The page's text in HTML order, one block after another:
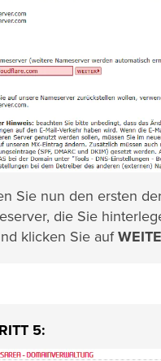
Sie nun den ersten
die Sie
klicken Sie auf
5: